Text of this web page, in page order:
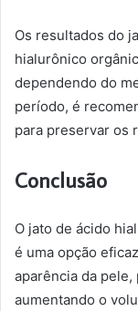
Os resultados do
hialurônico
dependendo do
período, é
para preservar os
Conclusão
O jato de ácido
é uma opção
aparência da
aumentando o